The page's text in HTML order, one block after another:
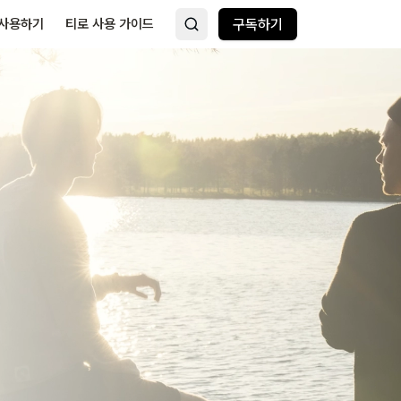
용하기 티로 사용 가이드 구독하기